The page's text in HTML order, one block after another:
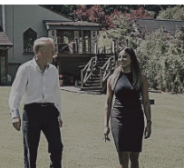
WEBINAARS